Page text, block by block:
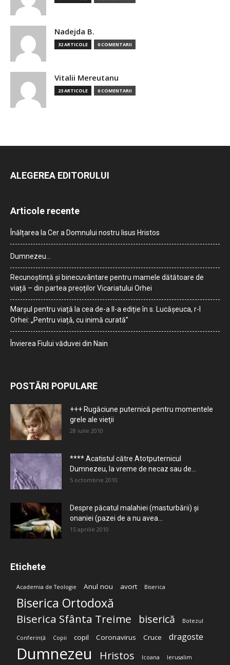
Nadejda B.
32 ARTICOLE 0 COMENTARII
Vitalii Mereutanu
23 ARTICOLE 0 COMENTARII
ALEGEREA EDITORULUI
Articole recente
Înălțarea la Cer a Domnului nostru Iisus Hristos
Dumnezeu…
Recunoștință și binecuvântare pentru mamele dătătoare de
viață – din partea preoților Vicariatului Orhei
Marșul pentru viață la cea de-a II-a ediție în s. Lucășeuca, r-l
Orhei: „Pentru viață, cu inimă curată”
Învierea Fiului văduvei din Nain
POSTĂRI POPULARE
+++ Rugăciune puternică pentru momentele
grele ale vieţii
28 iulie 2010
**** Acatistul către Atotputernicul
Dumnezeu, la vreme de necaz sau de...
5 octombrie 2010
Despre păcatul malahiei (masturbării) şi
onaniei (pazei de a nu avea...
15 aprilie 2010
Etichete
Academia de Teologie Anul nou avort Biserica
Biserica Ortodoxă
Biserica Sfânta Treime biserică Botezul
Conferință Copii copil Coronavirus Cruce dragoste
Dumnezeu Hristos Icoana Ierusalim